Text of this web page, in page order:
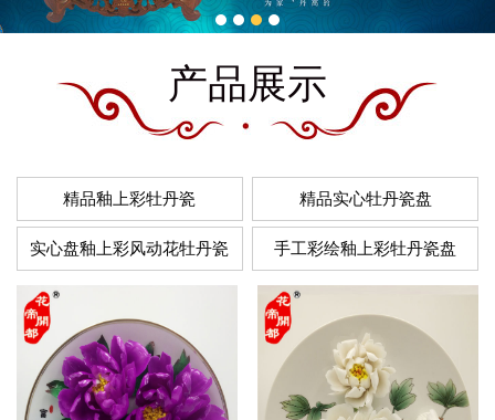
产品展示
精品釉上彩牡丹瓷 精品实心牡丹瓷盘
实心盘釉上彩风动花牡丹瓷 手工彩绘釉上彩牡丹瓷盘